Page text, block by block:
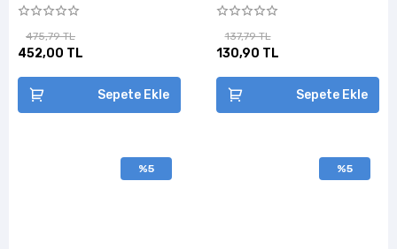
475,79 TL
452,00 TL
Sepete Ekle
137,79 TL
130,90 TL
Sepete Ekle
%5 %5